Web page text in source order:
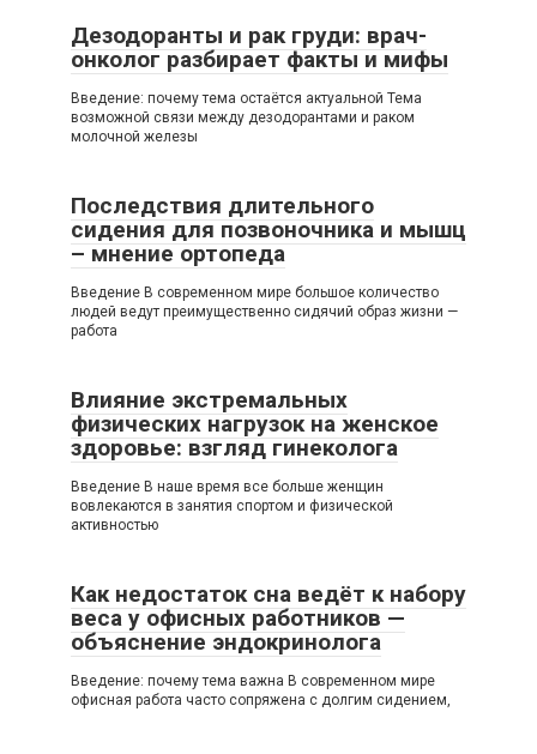
Дезодоранты и рак груди: врач-
онколог разбирает факты и мифы
Введение: почему тема остаётся актуальной Тема
возможной связи между дезодорантами и раком
молочной железы
Последствия длительного
сидения для позвоночника и мышц
– мнение ортопеда
Введение В современном мире большое количество
людей ведут преимущественно сидячий образ жизни —
работа
Влияние экстремальных
физических нагрузок на женское
здоровье: взгляд гинеколога
Введение В наше время все больше женщин
вовлекаются в занятия спортом и физической
активностью
Как недостаток сна ведёт к набору
веса у офисных работников —
объяснение эндокринолога
Введение: почему тема важна В современном мире
офисная работа часто сопряжена с долгим сидением,